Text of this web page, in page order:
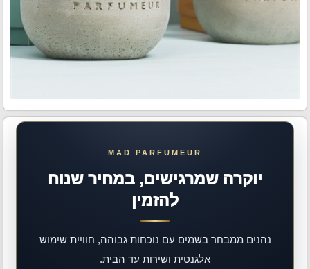
יוקרה שמרגישים, במחיר שנוח
להזמין
נהנים ממבחר בשמים עם נוכחות גבוהה, חוויית שימוש
אלגנטית ושירות עד הבית.